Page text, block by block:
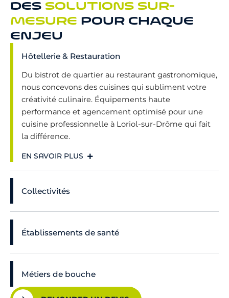
DES SOLUTIONS SUR-
MESURE POUR CHAQUE
ENJEU
Hôtellerie & Restauration
Du bistrot de quartier au restaurant gastronomique,
nous concevons des cuisines qui subliment votre
créativité culinaire. Équipements haute
performance et agencement optimisé pour une
cuisine professionnelle à Loriol-sur-Drôme qui fait
la différence.
EN SAVOIR PLUS
Collectivités
Établissements de santé
Métiers de bouche